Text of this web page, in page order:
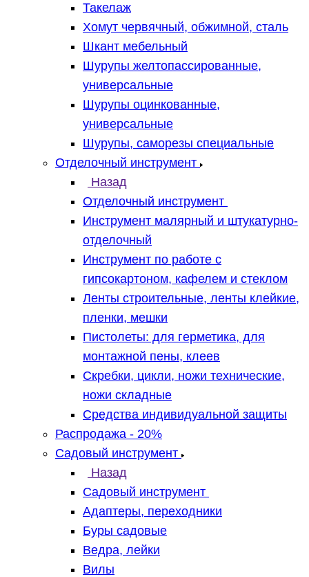
Такелаж
Хомут червячный, обжимной, сталь
Шкант мебельный
Шурупы желтопассированные,
универсальные
Шурупы оцинкованные,
универсальные
Шурупы, саморезы специальные
Отделочный инструмент
Назад
Отделочный инструмент
Инструмент малярный и штукатурно-
отделочный
Инструмент по работе с
гипсокартоном, кафелем и стеклом
Ленты строительные, ленты клейкие,
пленки, мешки
Пистолеты: для герметика, для
монтажной пены, клеев
Скребки, цикли, ножи технические,
ножи складные
Средства индивидуальной защиты
Распродажа - 20%
Садовый инструмент
Назад
Садовый инструмент
Адаптеры, переходники
Буры садовые
Ведра, лейки
Вилы